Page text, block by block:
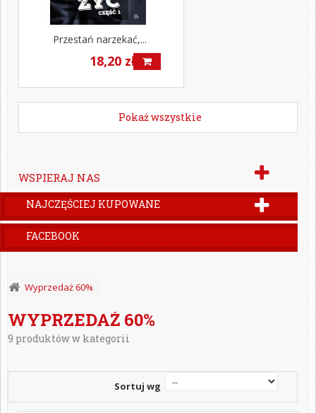
Przestań narzekać,...
18,20 zł
Pokaż wszystkie
WSPIERAJ NAS
NAJCZĘŚCIEJ KUPOWANE
FACEBOOK
Wyprzedaż 60%
WYPRZEDAŻ 60%
9 produktów w kategorii
Sortuj wg